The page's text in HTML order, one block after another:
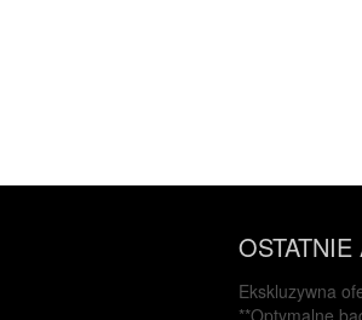
Ekskluzywna